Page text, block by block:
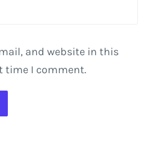
and website in this
time I comment.